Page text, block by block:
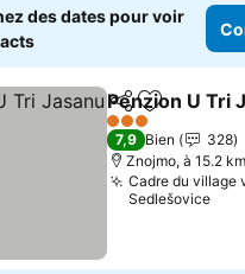
des dates pour voir
PartagerAjouter à
Penzion U Tri
3 Étoiles
7,9 Bien
328
Znojmo, à 15.2
Cadre du village
Sedlešovice